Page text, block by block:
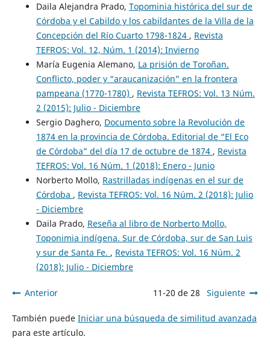
Daila Alejandra Prado, Topominia histórica del sur de
Córdoba y el Cabildo y los cabildantes de la Villa de la
Concepción del Río Cuarto 1798-1824 , Revista
TEFROS: Vol. 12, Núm. 1 (2014): Invierno
María Eugenia Alemano, La prisión de Toroñan.
Conflicto, poder y “araucanización” en la frontera
pampeana (1770-1780) , Revista TEFROS: Vol. 13 Núm.
2 (2015): Julio - Diciembre
Sergio Daghero, Documento sobre la Revolución de
1874 en la provincia de Córdoba. Editorial de “El Eco
de Córdoba” del día 17 de octubre de 1874 , Revista
TEFROS: Vol. 16 Núm. 1 (2018): Enero - Junio
Norberto Mollo, Rastrilladas indígenas en el sur de
Córdoba , Revista TEFROS: Vol. 16 Núm. 2 (2018): Julio
- Diciembre
Daila Prado, Reseña al libro de Norberto Mollo,
Toponimia indígena. Sur de Córdoba, sur de San Luis
y sur de Santa Fe. , Revista TEFROS: Vol. 16 Núm. 2
(2018): Julio - Diciembre
Anterior 11-20 de 28 Siguiente
También puede Iniciar una búsqueda de similitud avanzada
para este artículo.